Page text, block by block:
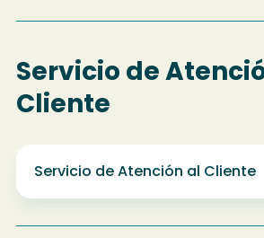
Servicio de
Cliente
Servicio de Atención al Cliente